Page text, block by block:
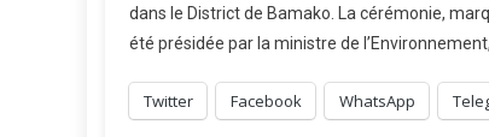
dans le District de Bamako. La cérémonie,
été présidée par la ministre de
Twitter Facebook WhatsApp